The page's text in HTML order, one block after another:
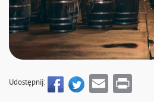
Udostępnij: Email